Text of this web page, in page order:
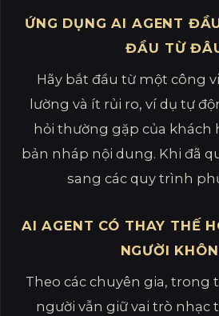
ỨNG DỤNG AI AGENT
ĐẦU TỪ
Hãy bắt đầu từ một công
lường và ít rủi ro, ví dụ tự
hỏi thường gặp của khách
bản nháp nội dung. Khi đã
sang các quy trình
AI AGENT CÓ THAY THẾ
NGƯỜI
Theo các chuyên gia, trong
người vẫn giữ vai trò nhạc